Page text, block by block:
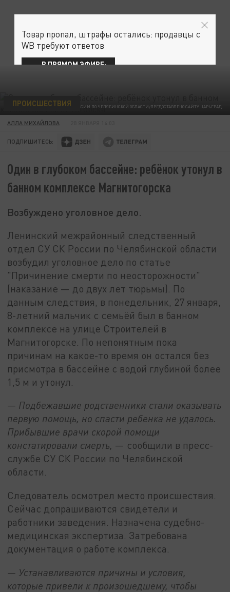
ФОТО: СУ СК РОССИИ ПО ЧЕЛЯБИНСКОЙ ОБЛАСТИ/ПРЕДОСТАВЛЕНО САЙТУ ЦАРЬГРАД.
ПРОИСШЕСТВИЯ
АЛЛА МИХАЙЛОВА
ПОДПИШИТЕСЬ:
Один в глубоком бассейне: ребёнок утонул в
банном комплексе Магнитогорска
Возбуждено уголовное дело.
Ленинский межрайонный следственный
отдел СУ СК России по Челябинской области
возбудил уголовное дело по статье
"Причинение смерти по неосторожности"
(наказание — до двух лет тюрьмы). По
данным следствия, в понедельник, 27 января,
8-летний мальчик с семьёй был в банном
комплексе на улице Строителей в
Магнитогорске. По непонятным пока
причинам на какое-то время он остался без
присмотра в бассейне с водой глубиной более
1,5 м и утонул.
— Подбежавшие родственники стали оказывать
первую помощь, но спасти ребенка не удалось.
Прибывшие врачи скорой помощи
констатировали смерть, — сообщили в пресс-
службе СУ СК России по Челябинской
области.
Следователь осмотрел место происшествия.
Сейчас допрашиваются свидетели и
работники заведения. Назначена судебно-
медицинская экспертиза. Затребована
документация о работе комплекса.
— Устанавливаются причины и условия,
которые привели к произошедшему, чтобы
Товар пропал, штрафы остались: продавцы с
WB требуют ответов
В ПРЯМОМ ЭФИРЕ: